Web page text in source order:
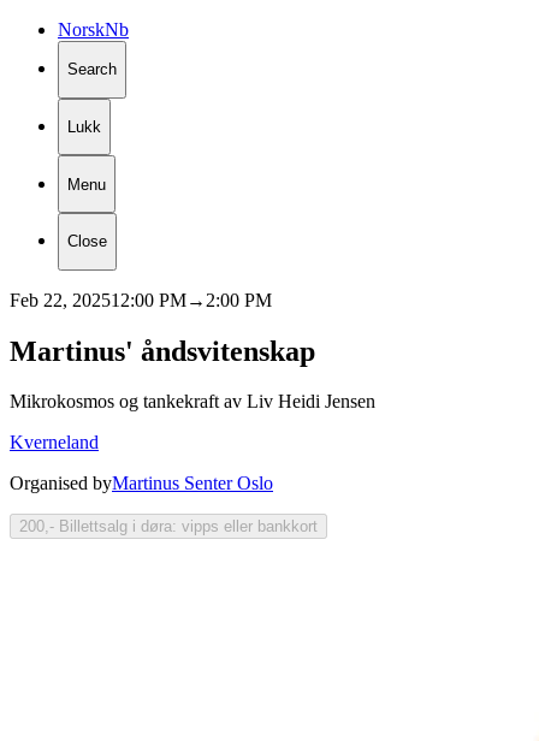
NorskNb
Search
Lukk
Menu
Close
Feb 22, 202512:00 PM→ 2:00 PM
Martinus' åndsvitenskap
Mikrokosmos og tankekraft av Liv Heidi Jensen
Kverneland
Organised byMartinus Senter Oslo
200,- Billettsalg i døra: vipps eller bankkort